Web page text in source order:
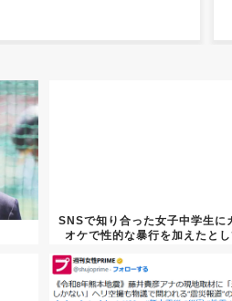
SNSで知り合った女子中学生に
オケで性的な暴行を加えたとし